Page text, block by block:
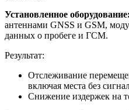
Установленное оборудование:
антеннами GNSS и GSM,
данных о пробеге и ГСМ.
Результат:
Отслеживание
включая места без
Снижение издержек на